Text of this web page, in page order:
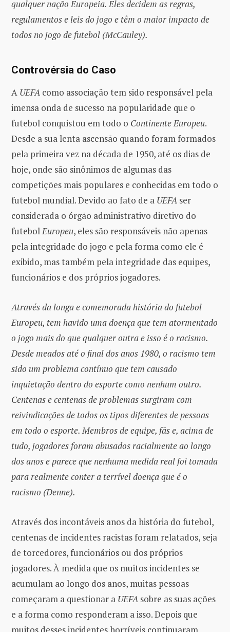
qualquer nação Europeia. Eles decidem as regras,
regulamentos e leis do jogo e têm o maior impacto de
todos no jogo de futebol (McCauley).
Controvérsia do Caso
A UEFA como associação tem sido responsável pela
imensa onda de sucesso na popularidade que o
futebol conquistou em todo o Continente Europeu.
Desde a sua lenta ascensão quando foram formados
pela primeira vez na década de 1950, até os dias de
hoje, onde são sinônimos de algumas das
competições mais populares e conhecidas em todo o
futebol mundial. Devido ao fato de a UEFA ser
considerada o órgão administrativo diretivo do
futebolEuropeu, eles são responsáveis ​​não apenas
pela integridade do jogo e pela forma como ele é
exibido, mas também pela integridade das equipes,
funcionários e dos próprios jogadores.
Através da longa e comemorada história do futebol
Europeu, tem havido uma doença que tem atormentado
o jogo mais do que qualquer outra e isso é o racismo.
Desde meados até o final dos anos 1980, o racismo tem
sido um problema contínuo que tem causado
inquietação dentro do esporte como nenhum outro.
Centenas e centenas de problemas surgiram com
reivindicações de todos os tipos diferentes de pessoas
em todo o esporte. Membros de equipe, fãs e, acima de
tudo, jogadores foram abusados ​​racialmente ao longo
dos anos e parece que nenhuma medida real foi tomada
para realmente conter a terrível doença que é o
racismo (Denne).
Através dos incontáveis ​​anos da história do futebol,
centenas de incidentes racistas foram relatados, seja
de torcedores, funcionários ou dos próprios
jogadores. À medida que os muitos incidentes se
acumulam ao longo dos anos, muitas pessoas
começaram a questionar a UEFA sobre as suas ações
e a forma como responderam a isso. Depois que